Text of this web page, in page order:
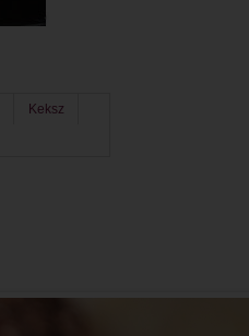
Keksz